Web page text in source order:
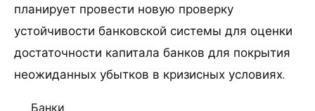
планирует провести новую проверку
устойчивости банковской системы для оценки
достаточности капитала банков для покрытия
неожиданных убытков в кризисных условиях.
Банки